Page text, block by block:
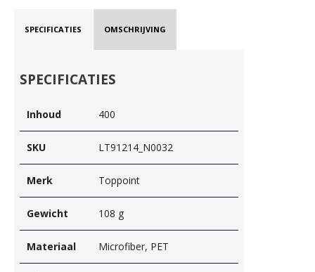
SPECIFICATIES OMSCHRIJVING
SPECIFICATIES
Inhoud 400
SKU LT91214_N0032
Merk Toppoint
Gewicht 108 g
Materiaal Microfiber, PET